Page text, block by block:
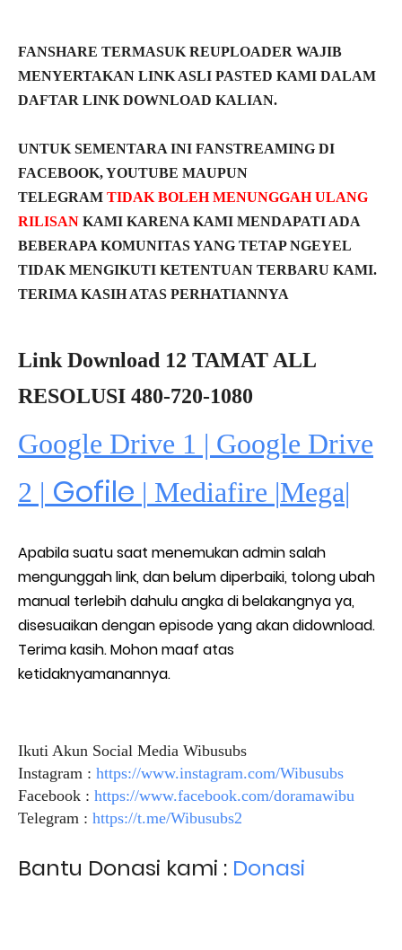
FANSHARE TERMASUK REUPLOADER WAJIB
MENYERTAKAN LINK ASLI PASTED KAMI DALAM
DAFTAR LINK DOWNLOAD KALIAN.
UNTUK SEMENTARA INI FANSTREAMING DI
FACEBOOK, YOUTUBE MAUPUN
TELEGRAM TIDAK BOLEH MENUNGGAH ULANG
RILISAN KAMI KARENA KAMI MENDAPATI ADA
BEBERAPA KOMUNITAS YANG TETAP NGEYEL
TIDAK MENGIKUTI KETENTUAN TERBARU KAMI.
TERIMA KASIH ATAS PERHATIANNYA
Link Download 12 TAMAT ALL
RESOLUSI 480-720-1080
Google Drive 1 | Google Drive
2 | Gofile | Mediafire |Mega|
Apabila suatu saat menemukan admin salah
mengunggah link, dan belum diperbaiki, tolong ubah
manual terlebih dahulu angka di belakangnya ya,
disesuaikan dengan episode yang akan didownload.
Terima kasih. Mohon maaf atas
ketidaknyamanannya.
Ikuti Akun Social Media Wibusubs
Instagram : https://www.instagram.com/Wibusubs
Facebook : https://www.facebook.com/doramawibu
Telegram : https://t.me/Wibusubs2
Bantu Donasi kami : Donasi